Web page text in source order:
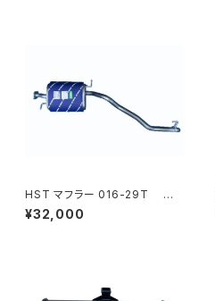
HST マフラー 016-29T コ
モ JVR2E26 イスズ 本体オー
ルステンレス 車検対応 純正同
¥32,000